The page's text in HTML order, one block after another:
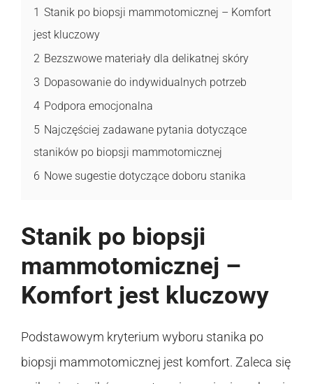
1 Stanik po biopsji mammotomicznej – Komfort
jest kluczowy
2 Bezszwowe materiały dla delikatnej skóry
3 Dopasowanie do indywidualnych potrzeb
4 Podpora emocjonalna
5 Najczęściej zadawane pytania dotyczące
staników po biopsji mammotomicznej
6 Nowe sugestie dotyczące doboru stanika
Stanik po biopsji
mammotomicznej –
Komfort jest kluczowy
Podstawowym kryterium wyboru stanika po
biopsji mammotomicznej jest komfort. Zaleca się